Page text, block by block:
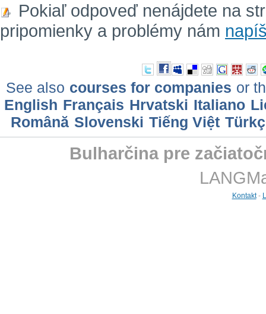
Pokiaľ odpoveď nenájdete na
pripomienky a problémy nám
See also courses for companies or
English Français Hrvatski Italiano
Română Slovenski Tiếng Việt
Bulharčina pre
Kontakt-